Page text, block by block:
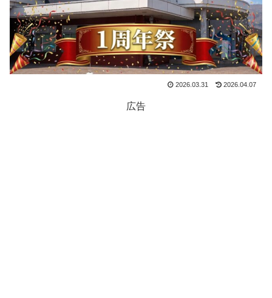
2026.03.31 2026.04.07
広告